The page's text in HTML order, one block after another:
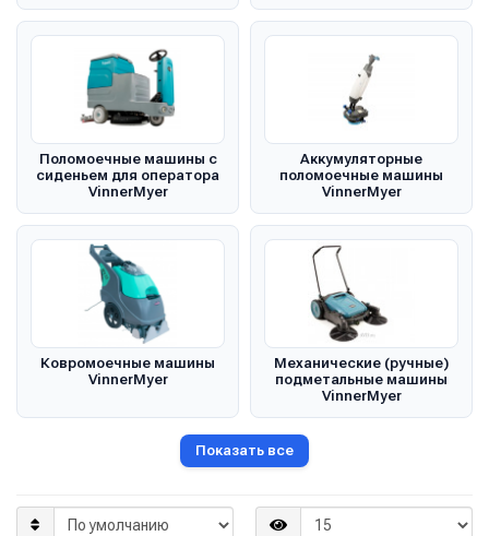
Поломоечные машины с
сиденьем для оператора
VinnerMyer
Аккумуляторные
поломоечные машины
VinnerMyer
Ковромоечные машины
VinnerMyer
Механические (ручные)
подметальные машины
VinnerMyer
Показать все